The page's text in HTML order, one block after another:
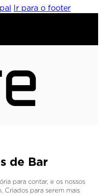
Ir para o footer
de Bar
para contar, e os nossos
Criados para serem mais